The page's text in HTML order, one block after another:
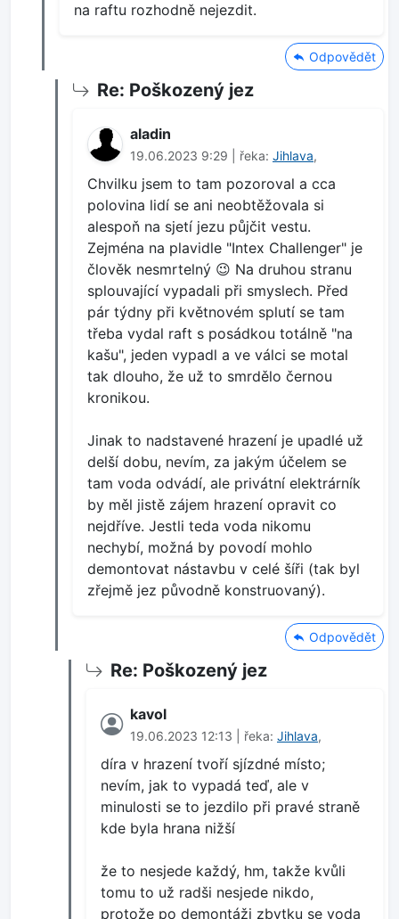
na raftu rozhodně nejezdit.
Odpovědět
Re: Poškozený jez
aladin
19.06.2023 9:29 | řeka: Jihlava,
Chvilku jsem to tam pozoroval a cca
polovina lidí se ani neobtěžovala si
alespoň na sjetí jezu půjčit vestu.
Zejména na plavidle "Intex Challenger" je
člověk nesmrtelný 😉 Na druhou stranu
splouvající vypadali při smyslech. Před
pár týdny při květnovém splutí se tam
třeba vydal raft s posádkou totálně "na
kašu", jeden vypadl a ve válci se motal
tak dlouho, že už to smrdělo černou
kronikou.
Jinak to nadstavené hrazení je upadlé už
delší dobu, nevím, za jakým účelem se
tam voda odvádí, ale privátní elektrárník
by měl jistě zájem hrazení opravit co
nejdříve. Jestli teda voda nikomu
nechybí, možná by povodí mohlo
demontovat nástavbu v celé šíři (tak byl
zřejmě jez původně konstruovaný).
Odpovědět
Re: Poškozený jez
kavol
19.06.2023 12:13 | řeka: Jihlava,
díra v hrazení tvoří sjízdné místo;
nevím, jak to vypadá teď, ale v
minulosti se to jezdilo při pravé straně
kde byla hrana nižší
že to nesjede každý, hm, takže kvůli
tomu to už radši nesjede nikdo,
protože po demontáži zbytku se voda